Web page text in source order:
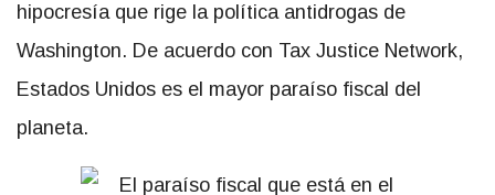
hipocresía que rige la política antidrogas de
Washington. De acuerdo con Tax Justice Network,
Estados Unidos es el mayor paraíso fiscal del
planeta.